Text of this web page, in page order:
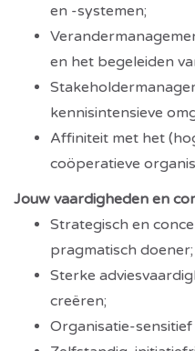
en -systemen;
en het begeleiden
kennisintensieve
Affiniteit met het
coöperatieve
Jouw vaardigheden en
Strategisch en
pragmatisch doener;
Sterke
creëren;
Organisatie-